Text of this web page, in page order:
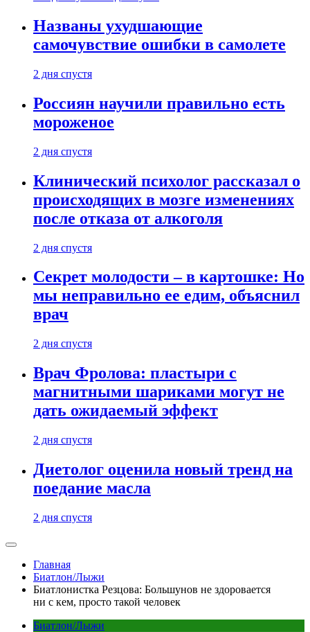
Названы ухудшающие
самочувствие ошибки в самолете
2 дня спустя
Россиян научили правильно есть
мороженое
2 дня спустя
Клинический психолог рассказал о
происходящих в мозге изменениях
после отказа от алкоголя
2 дня спустя
Секрет молодости – в картошке: Но
мы неправильно ее едим, объяснил
врач
2 дня спустя
Врач Фролова: пластыри с
магнитными шариками могут не
дать ожидаемый эффект
2 дня спустя
Диетолог оценила новый тренд на
поедание масла
2 дня спустя
Главная
Биатлон/Лыжи
Биатлонистка Резцова: Большунов не здоровается
ни с кем, просто такой человек
Биатлон/Лыжи